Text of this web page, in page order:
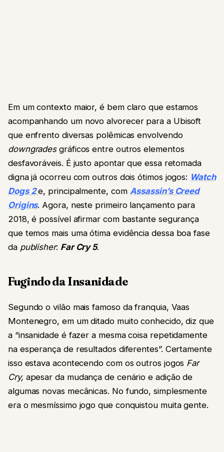
Em um contexto maior, é bem claro que estamos
acompanhando um novo alvorecer para a Ubisoft
que enfrento diversas polêmicas envolvendo
downgradesgráficos entre outros elementos
desfavoráveis. É justo apontar que essa retomada
digna já ocorreu com outros dois ótimos jogos: Watch
Dogs 2e, principalmente, com Assassin’s Creed
Origins. Agora, neste primeiro lançamento para
2018, é possível afirmar com bastante segurança
que temos mais uma ótima evidência dessa boa fase
da publisher: Far Cry 5.
Fugindo da Insanidade
Segundo o vilão mais famoso da franquia, Vaas
Montenegro, em um ditado muito conhecido, diz que
a “insanidade é fazer a mesma coisa repetidamente
na esperança de resultados diferentes”. Certamente
isso estava acontecendo com os outros jogos Far
Cry, apesar da mudança de cenário e adição de
algumas novas mecânicas. No fundo, simplesmente
era o mesmíssimo jogo que conquistou muita gente.